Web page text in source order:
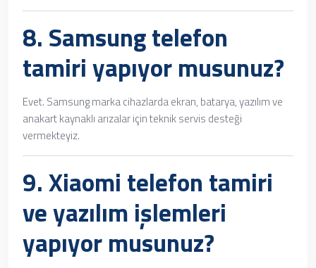
8. Samsung telefon
tamiriyapıyor musunuz?
Evet. Samsung marka cihazlarda ekran, batarya, yazılım ve
anakart kaynaklı arızalar için teknik servis desteği
vermekteyiz.
9.Xiaomi telefon tamiri
ve yazılım işlemleri
yapıyor musunuz?